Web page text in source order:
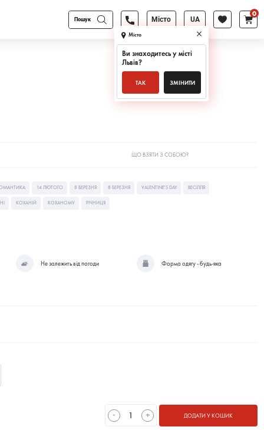
Products
search
Місто
Місто
Ви знаходитесь у місті
Львів?
ТАК ЗМІНИТИ
UA
0
ЩО ВЗЯТИ З СОБОЮ?
14 ЛЮТОГО 8 БЕРЕЗНЯ 8 БЕРЕЗНЯ VALENTINE'S DAY ВЕСІЛЛЯ
КОХАНІЙ КОХАНОМУ РІЧНИЦЯ
Не залежить від погоди Форма одягу - будь-яка
- + ДОДАТИ У КОШИК